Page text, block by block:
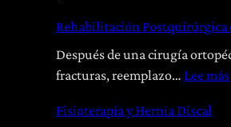
s
t
e
p
Rehabilitación Postquirúrgica
Después de una cirugía
fracturas, reemplazo… Lee más:
Fisioterapia y Hernia Discal